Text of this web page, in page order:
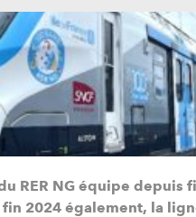
RER NG équipe depuis
2024 également, la